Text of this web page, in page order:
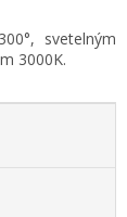
svetelným
3000K.